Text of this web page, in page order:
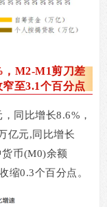
，M2-M1剪刀差
窄至3.1个百分点
，同比增长8.6% ，
亿元,同比增长
币(M0)余额
缩0.3个百分点。